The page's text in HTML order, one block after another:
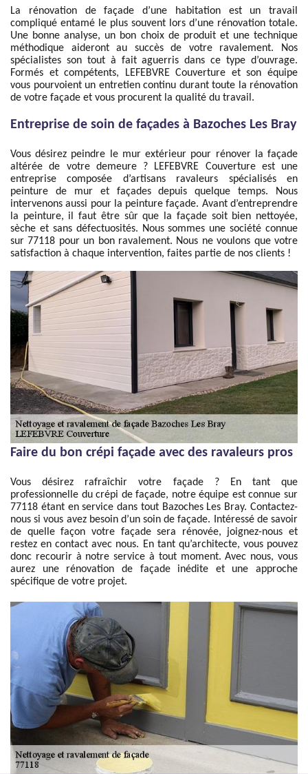
La rénovation de façade d’une habitation est un travail
compliqué entamé le plus souvent lors d’une rénovation totale.
Une bonne analyse, un bon choix de produit et une technique
méthodique aideront au succès de votre ravalement. Nos
spécialistes son tout à fait aguerris dans ce type d’ouvrage.
Formés et compétents, LEFEBVRE Couverture et son équipe
vous pourvoient un entretien continu durant toute la rénovation
de votre façade et vous procurent la qualité du travail.
Entreprise de soin de façades à Bazoches Les Bray
Vous désirez peindre le mur extérieur pour rénover la façade
altérée de votre demeure ? LEFEBVRE Couverture est une
entreprise composée d’artisans ravaleurs spécialisés en
peinture de mur et façades depuis quelque temps. Nous
intervenons aussi pour la peinture façade. Avant d’entreprendre
la peinture, il faut être sûr que la façade soit bien nettoyée,
sèche et sans défectuosités. Nous sommes une société connue
sur 77118 pour un bon ravalement. Nous ne voulons que votre
satisfaction à chaque intervention, faites partie de nos clients !
Faire du bon crépi façade avec des ravaleurs pros
Vous désirez rafraîchir votre façade ? En tant que
professionnelle du crépi de façade, notre équipe est connue sur
77118 étant en service dans tout Bazoches Les Bray. Contactez-
nous si vous avez besoin d’un soin de façade. Intéressé de savoir
de quelle façon votre façade sera rénovée, joignez-nous et
restez en contact avec nous. En tant qu’architecte, vous pouvez
donc recourir à notre service à tout moment. Avec nous, vous
aurez une rénovation de façade inédite et une approche
spécifique de votre projet.